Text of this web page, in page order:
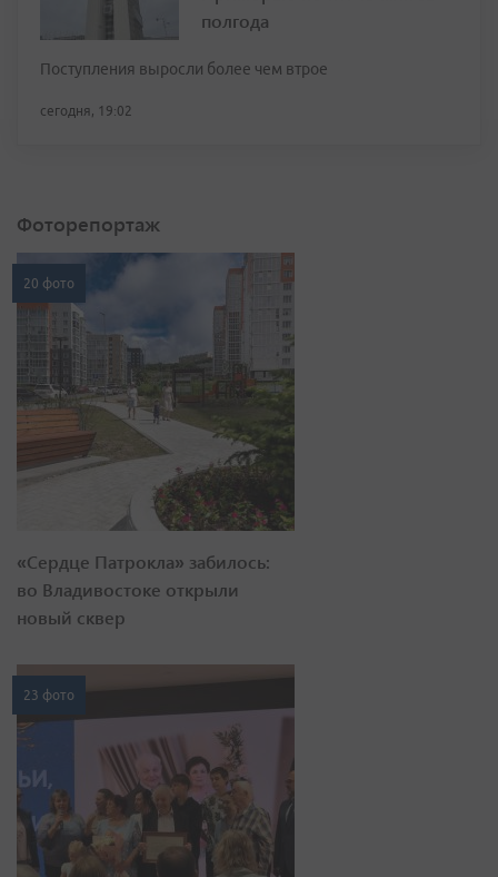
полгода
Поступления выросли более чем втрое
сегодня, 19:02
Фоторепортаж
20 фото
«Сердце Патрокла» забилось:
во Владивостоке открыли
новый сквер
23 фото